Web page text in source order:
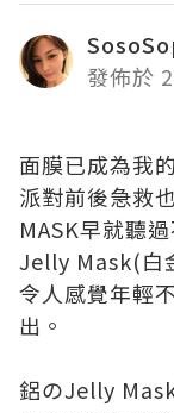
發佈於
面膜已成為我
派對前後急救
MASK早就聽
Jelly Mask(白
令人感覺年輕
出。
鋁のJelly